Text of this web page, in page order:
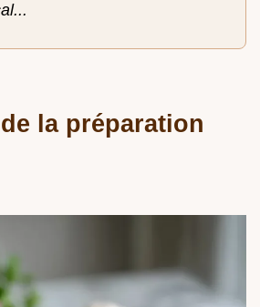
la préparation